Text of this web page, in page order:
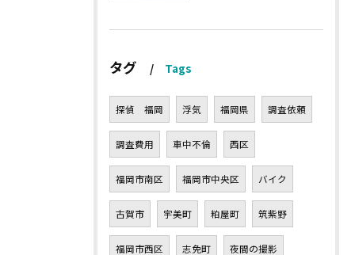
タグ Tags
探偵 福岡 浮気 福岡県 調査依頼
調査費用 車中不倫 西区
福岡市南区 福岡市中央区 バイク
古賀市 宇美町 粕屋町 筑紫野
福岡市西区 志免町 夜間の撮影